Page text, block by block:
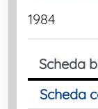
1984
Scheda
Scheda